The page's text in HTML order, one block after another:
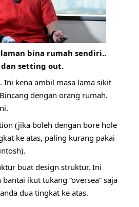
bina rumah sendiri..
setting out.
Ini kena ambil masa lama sikit
dengan orang rumah.
(jika boleh dengan bore hole
ke atas, paling kurang pakai
buat design struktur. Ini
ikut tukang “oversea” saja
dua tingkat ke atas.